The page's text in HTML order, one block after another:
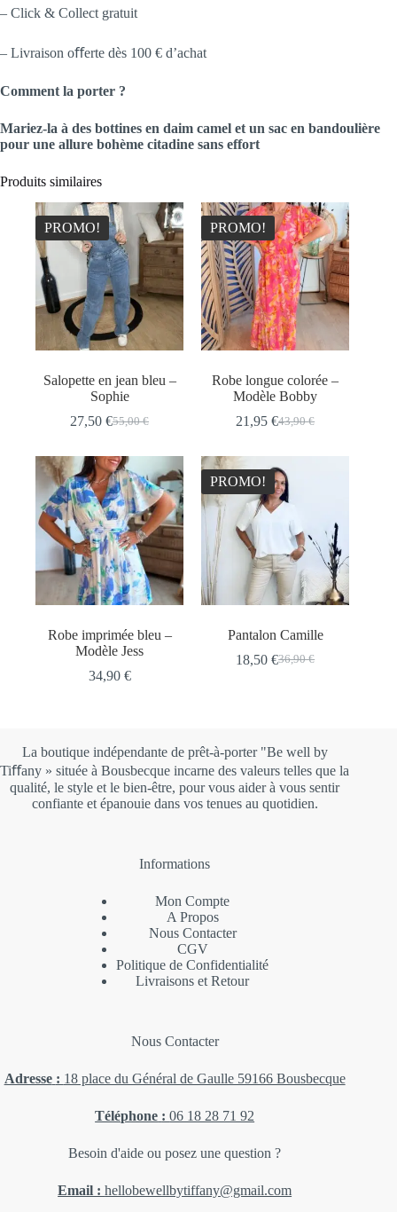
– Click & Collect gratuit
– Livraison oﬀerte dès 100 € d’achat
Comment la porter ?
Mariez-la à des bottines en daim camel et un sac en bandoulière
pour une allure bohème citadine sans effort
Produits similaires
PROMO!
Salopette en jean bleu –
Sophie
55,00€
Le
initial
était :
55,00 €.
27,50€Le
actuel
est :
27,50 €.
PROMO!
Robe longue colorée –
Modèle Bobby
43,90€
Le
initial
était :
43,90 €.
21,95€Le
actuel
est :
21,95 €.
Robe imprimée bleu –
Modèle Jess
34,90 €
PROMO!
Pantalon Camille
36,90€
Le
18,50€Le
La boutique indépendante de prêt-à-porter "Be well by
Tiﬀany » située à Bousbecque incarne des valeurs telles que la
qualité, le style et le bien-être, pour vous aider à vous sentir
confiante et épanouie dans vos tenues au quotidien.
Informations
Mon Compte
A Propos
Nous Contacter
CGV
Politique de Confidentialité
Livraisons et Retour
Nous Contacter
Adresse : 18 place du Général de Gaulle 59166 Bousbecque
Téléphone :06 18 28 71 92
Besoin d'aide ou posez une question ?
Email :hellobewellbytiffany@gmail.com